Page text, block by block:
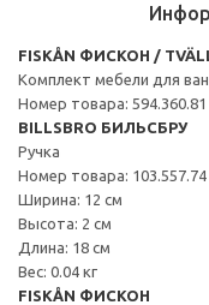
FISKÅN ФИСКОН /
Комплект мебели для
Номер товара: 594.360.81
BILLSBRO БИЛЬСБРУ
Ручка
Номер товара: 103.557.74
Ширина: 12 см
Высота: 2 см
Длина: 18 см
Вес: 0.04 кг
FISKÅN ФИСКОН